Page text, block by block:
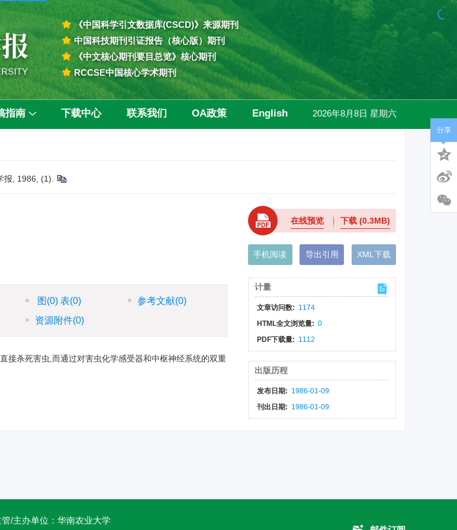
《中国科学引文数据库(CSCD)》来源期刊
中国科技期刊引证报告（核心版）期刊
《中文核心期刊要目总览》核心期刊
RCCSE中国核心学术期刊
指南 下载中心 联系我们 OA政策 English 2026年8月8日 星期六
报, 1986, (1).
图 (0)表(0) 参考文献(0)
资源附件(0)
接杀死害虫,而通过对害虫化学感受器和中枢神经系统的双重
在线预览 下载 (0.3MB)
手机阅读 导出引用 XML下载
计量
文章访问数: 1174
HTML全文浏览量: 0
PDF下载量: 1112
出版历程
发布日期: 1986-01-09
刊出日期: 1986-01-09
分享
管/主办单位：华南农业大学